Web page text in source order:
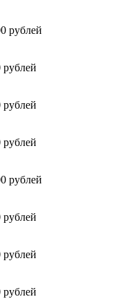
рублей
рублей
рублей
рублей
рублей
рублей
рублей
рублей